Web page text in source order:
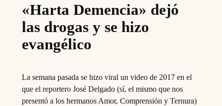
«Harta Demencia» dejó
las drogas y se hizo
evangélico
La semana pasada se hizo viral un video de 2017 en el
que el reportero José Delgado (sí, el mismo que nos
presentó a los hermanos Amor, Comprensión y Ternura)